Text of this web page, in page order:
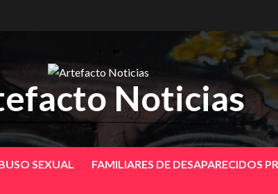
Noticias
SEXUAL FAMILIARES DE DESAPARECIDOS